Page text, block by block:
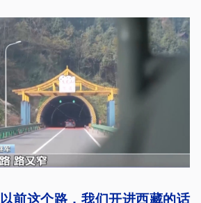
以前这个路，我们开进西藏的话